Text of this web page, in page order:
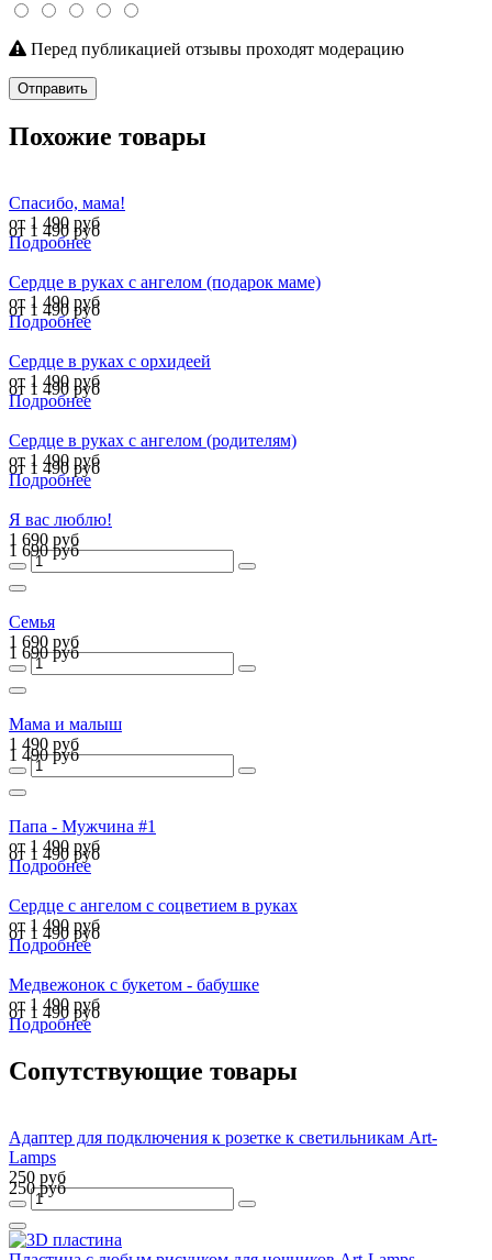
Перед публикацией отзывы проходят модерацию
Отправить
Похожие товары
Спасибо, мама!
от 1 490 руб
от 1 490 руб
Подробнее
Сердце в руках с ангелом (подарок маме)
от 1 490 руб
от 1 490 руб
Подробнее
Сердце в руках с орхидеей
от 1 490 руб
от 1 490 руб
Подробнее
Сердце в руках с ангелом (родителям)
от 1 490 руб
от 1 490 руб
Подробнее
Я вас люблю!
1 690 руб
1 690 руб
Семья
1 690 руб
1 690 руб
Мама и малыш
1 490 руб
1 490 руб
Папа - Мужчина #1
от 1 490 руб
от 1 490 руб
Подробнее
Сердце c ангелом с соцветием в руках
от 1 490 руб
от 1 490 руб
Подробнее
Медвежонок с букетом - бабушке
от 1 490 руб
от 1 490 руб
Подробнее
Сопутствующие товары
Адаптер для подключения к розетке к светильникам Art-
Lamps
250 руб
250 руб